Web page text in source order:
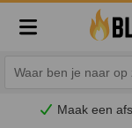
Maak een